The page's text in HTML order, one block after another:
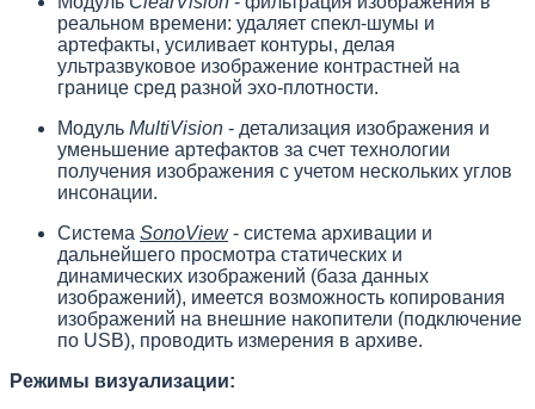
реальном времени: удаляет спекл-шумы и
артефакты, усиливает контуры, делая
ультразвуковое изображение контрастней на
границе сред разной эхо-плотности.
Модуль MultiVision - детализация изображения и
уменьшение артефактов за счет технологии
получения изображения с учетом нескольких углов
инсонации.
Система SonoView- система архивации и
дальнейшего просмотра статических и
динамических изображений (база данных
изображений), имеется возможность копирования
изображений на внешние накопители (подключение
по USB), проводить измерения в архиве.
Режимы визуализации: